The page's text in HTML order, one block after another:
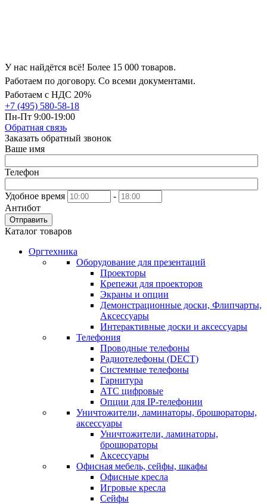
У нас найдётся всё! Более 15 000 товаров.
Работаем по договору. Со всеми документами.
Работаем с НДС 20%
+7 (495) 580-58-18
Пн-Пт 9:00-19:00
Обратная связь
Заказать обратный звонок
Ваше имя
Телефон
Удобное время
-
Антибот
Отправить
Каталог товаров
Оргтехника
Оборудование для презентаций
Проекторы
Крепежи для проекторов
Экраны и опции
Демонстрационные доски, Флипчарты,
Аксессуары
Интерактивные доски и аксессуары
Телефония
Проводные телефоны
Радиотелефоны (DECT)
Системные телефоны
Гарнитура
АТС цифровые
Опции для IP-телефонии
Уничтожители, ламинаторы, брошюраторы,
аксессуары
Уничтожители, ламинаторы,
брошюраторы
Аксессуары
Офисная мебель, сейфы, шкафы
Офисные кресла
Игровые кресла
Сейфы